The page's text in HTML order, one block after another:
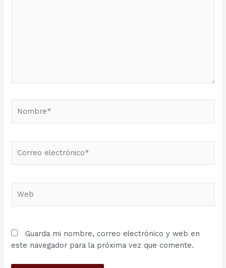
electrónico*
Guarda mi nombre, correo electrónico y web en
este navegador para la próxima vez que comente.